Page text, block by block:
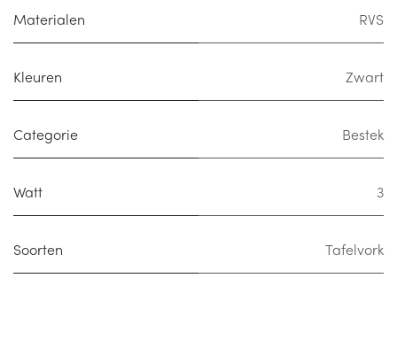
Materialen RVS
Kleuren Zwart
Categorie Bestek
Watt 3
Soorten Tafelvork